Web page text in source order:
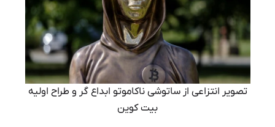
تصویر انتزاعی از ساتوشی ناکاموتو ابداع گر و طراح اولیه
بیت کوین